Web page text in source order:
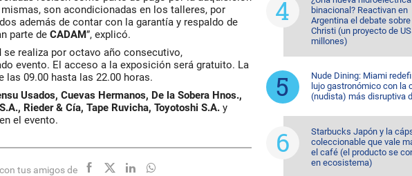
son acondicionadas en los talleres, por
además de contar con la garantía y respaldo de
parte de CADAM”, explicó.
se realiza por octavo año consecutivo,
evento. El acceso a la exposición será gratuito. La
las 09.00 hasta las 22.00 horas.
Usados, Cuevas Hermanos, De la Sobera Hnos.,
Rieder & Cía, Tape Ruvicha, Toyotoshi S.A. y
el evento.
tus amigos de
binacional? Reactivan en
Argentina el debate
Christi (un proyecto de
millones)
Nude Dining: Miami
lujo gastronómico con la
(nudista) más disruptiva
Starbucks Japón y la
coleccionable que vale
el café (el producto se
en ecosistema)